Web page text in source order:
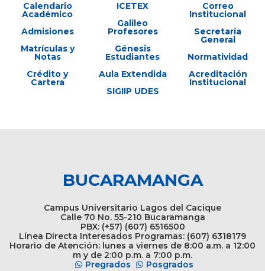
Calendario
Académico
Admisiones
Matrículas y
Notas
Crédito y
Cartera
ICETEX
Galileo
Profesores
Génesis
Estudiantes
Aula Extendida
SIGIIP UDES
Correo
Institucional
Secretaría
General
Normatividad
Acreditación
Institucional
BUCARAMANGA
Campus Universitario Lagos del Cacique
Calle 70 No. 55-210 Bucaramanga
PBX: (+57) (607) 6516500
Línea Directa Interesados Programas: (607) 6318179
Horario de Atención: lunes a viernes de 8:00 a.m. a 12:00
m y de 2:00 p.m. a 7:00 p.m.
Pregrados
Posgrados